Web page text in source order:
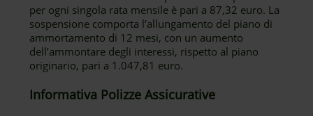
per ogni singola rata mensile è pari a 87,32 euro. La
sospensione comporta l’allungamento del piano di
ammortamento di 12 mesi, con un aumento
dell’ammontare degli interessi, rispetto al piano
originario, pari a 1.047,81 euro.
Informativa Polizze Assicurative